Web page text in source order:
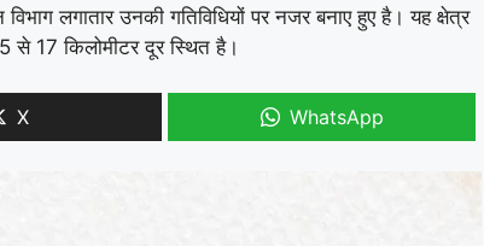
लगातार उनकी गतिविधियों पर नजर बनाए हुए है। यह क्षेत्र
17 किलोमीटर दूर स्थित है।
X WhatsApp